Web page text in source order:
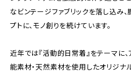
なビンテージファブリックを落し込み
プトに、モノ創りを続けています。
近年では『活動的日常着』をテーマに
能素材・天然素材を使用したオリジナ